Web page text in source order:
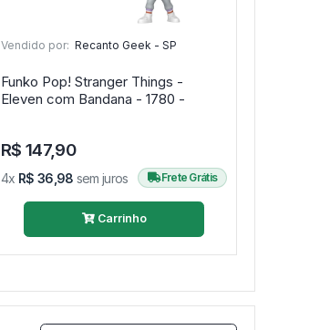
Vendido por: Recanto Geek - SP
Funko Pop! Stranger Things -
Eleven com Bandana - 1780 -
R$ 147,90
4x R$ 36,98 sem juros Frete Grátis
Carrinho